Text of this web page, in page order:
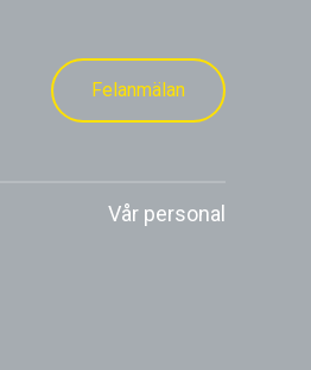
Felanmälan
Vår personal